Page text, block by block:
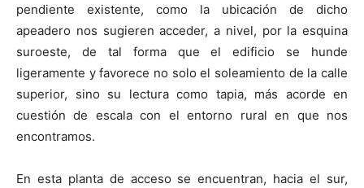
pendiente existente, como la ubicación de dicho
apeadero nos sugieren acceder, a nivel, por la esquina
suroeste, de tal forma que el edificio se hunde
ligeramente y favorece no solo el soleamiento de la calle
superior, sino su lectura como tapia, más acorde en
cuestión de escala con el entorno rural en que nos
encontramos.
En esta planta de acceso se encuentran, hacia el sur,